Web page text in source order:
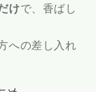
けで、香ばし
への差し入れ